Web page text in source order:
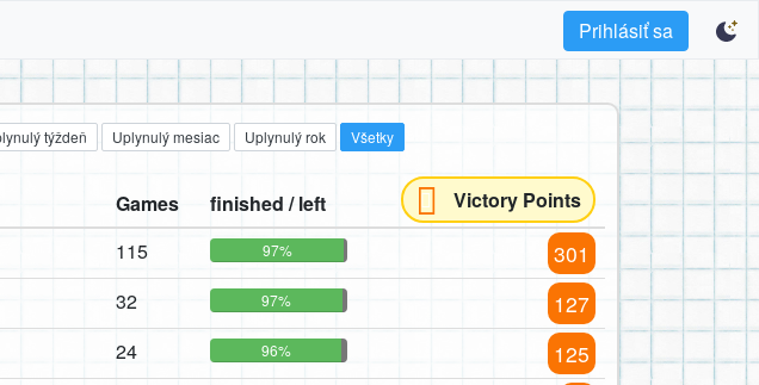
Prihlásiť sa
týždeň Uplynulý mesiac Uplynulý rok Všetky
Games finished / left
Victory Points
115 97% 301
32 97% 127
24 96% 125